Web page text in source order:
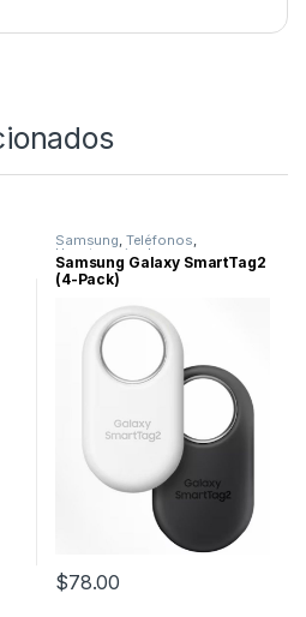
Samsung, Teléfonos,
Uncategorized
Samsung Galaxy SmartTag2
(4-Pack)
$78.00